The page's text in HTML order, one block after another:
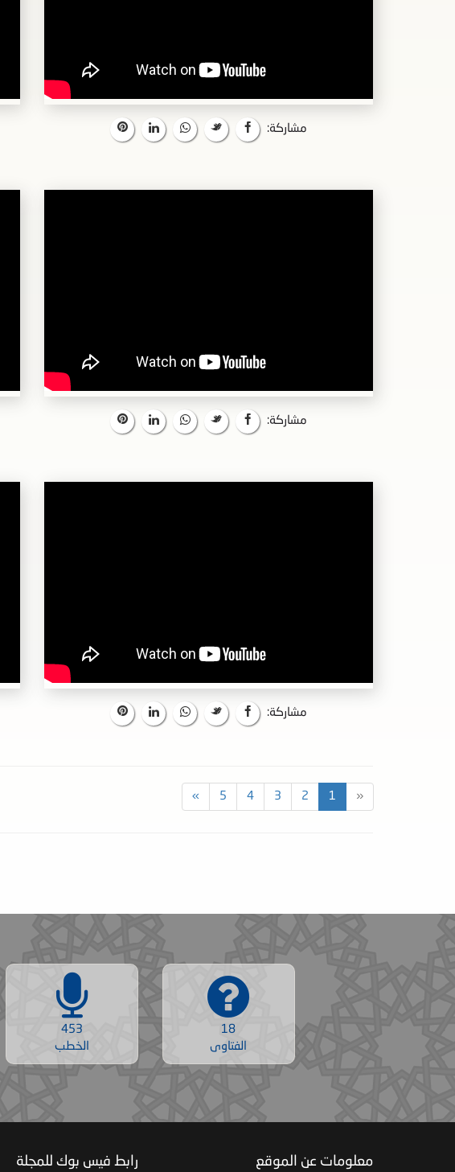
مشاركة:
مشاركة:
مشاركة:
«
1
2
3
4
5
»
18
الفتاوى
453
الخطب
معلومات عن الموقع رابط فيس بوك للمجلة